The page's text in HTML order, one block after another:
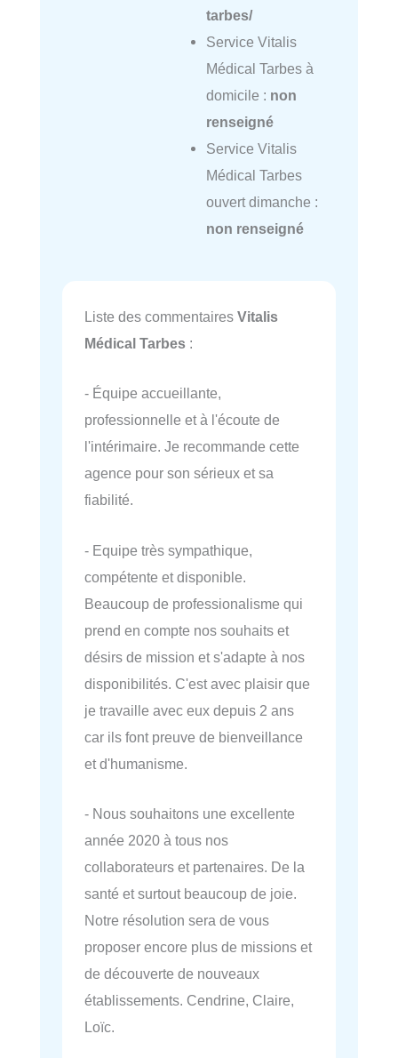
tarbes/
Service Vitalis
Médical Tarbes à
domicile : non
renseigné
Service Vitalis
Médical Tarbes
ouvert dimanche :
non renseigné
Liste des commentaires Vitalis
Médical Tarbes :
- Équipe accueillante,
professionnelle et à l'écoute de
l'intérimaire. Je recommande cette
agence pour son sérieux et sa
fiabilité.
- Equipe très sympathique,
compétente et disponible.
Beaucoup de professionalisme qui
prend en compte nos souhaits et
désirs de mission et s'adapte à nos
disponibilités. C'est avec plaisir que
je travaille avec eux depuis 2 ans
car ils font preuve de bienveillance
et d'humanisme.
- Nous souhaitons une excellente
année 2020 à tous nos
collaborateurs et partenaires. De la
santé et surtout beaucoup de joie.
Notre résolution sera de vous
proposer encore plus de missions et
de découverte de nouveaux
établissements. Cendrine, Claire,
Loïc.